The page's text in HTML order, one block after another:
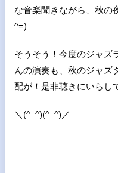
な音楽聞きながら、秋の
^=)
そうそう！今度のジャズ
んの演奏も、秋のジャズ
配が！是非聴きにいらし
＼(^_^)(^_^)／